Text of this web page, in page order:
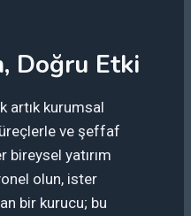
Doğru Etki
artık kurumsal
ve şeffaf
yatırım
olun, ister
bir kurucu; bu